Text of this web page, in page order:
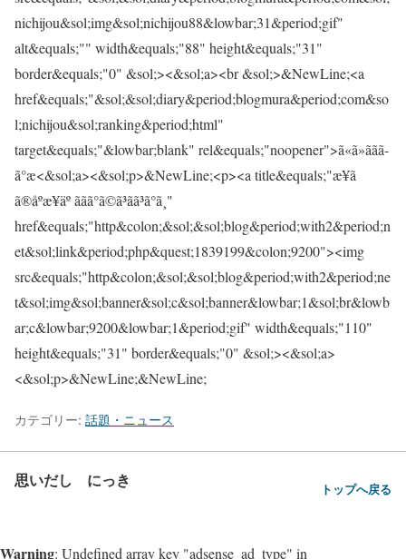
カテゴリー: 話題・ニュース
思いだし にっき トップへ戻る
Warning: Undefined array key "adsense_ad_type" in